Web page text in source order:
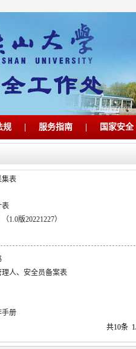
规 服务指南 国家安全
集表
表
1.0版20221227）
人、安全员备案表
手册
共10条